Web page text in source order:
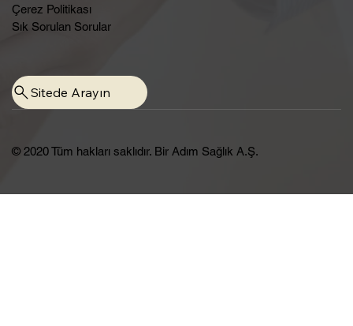
Çerez Politikası
Sık Sorulan Sorular
Sitede Arayın
© 2020 Tüm hakları saklıdır. Bir Adım Sağlık A.Ş.